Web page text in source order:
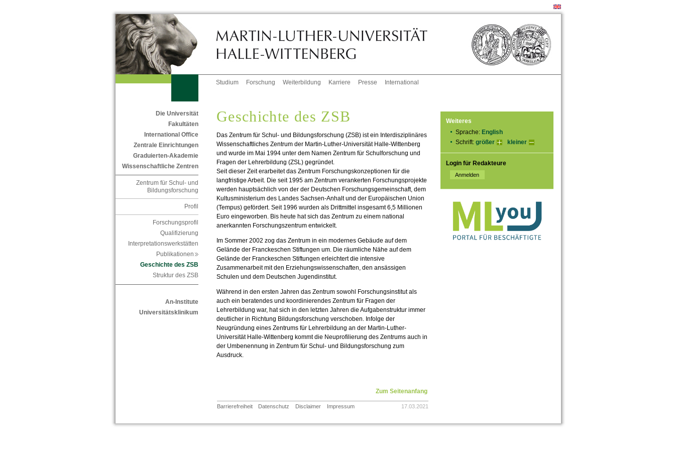
Studium Forschung Weiterbildung Karriere Presse International
Die Universität
Fakultäten
International Office
Zentrale Einrichtungen
Graduierten-Akademie
Wissenschaftliche Zentren
Zentrum für Schul- und
Bildungsforschung
Profil
Forschungsprofil
Qualifizierung
Interpretationswerkstätten
Publikationen
Geschichte des ZSB
Struktur des ZSB
An-Institute
Universitätsklinikum
Weiteres
Sprache: English
Schrift: größer kleiner
Login für Redakteure
Geschichte des ZSB
Das Zentrum für Schul- und Bildungsforschung (ZSB) ist ein Interdisziplinäres
Wissenschaftliches Zentrum der Martin-Luther-Universität Halle-Wittenberg
und wurde im Mai 1994 unter dem Namen Zentrum für Schulforschung und
Fragen der Lehrerbildung (ZSL) gegründet.
Seit dieser Zeit erarbeitet das Zentrum Forschungskonzeptionen für die
langfristige Arbeit. Die seit 1995 am Zentrum verankerten Forschungsprojekte
werden hauptsächlich von der der Deutschen Forschungsgemeinschaft, dem
Kultusministerium des Landes Sachsen-Anhalt und der Europäischen Union
(Tempus) gefördert. Seit 1996 wurden als Drittmittel insgesamt 6,5 Millionen
Euro eingeworben. Bis heute hat sich das Zentrum zu einem national
anerkannten Forschungszentrum entwickelt.
Im Sommer 2002 zog das Zentrum in ein modernes Gebäude auf dem
Gelände der Franckeschen Stiftungen um. Die räumliche Nähe auf dem
Gelände der Franckeschen Stiftungen erleichtert die intensive
Zusammenarbeit mit den Erziehungswissenschaften, den ansässigen
Schulen und dem Deutschen Jugendinstitut.
Während in den ersten Jahren das Zentrum sowohl Forschungsinstitut als
auch ein beratendes und koordinierendes Zentrum für Fragen der
Lehrerbildung war, hat sich in den letzten Jahren die Aufgabenstruktur immer
deutlicher in Richtung Bildungsforschung verschoben. Infolge der
Neugründung eines Zentrums für Lehrerbildung an der Martin-Luther-
Universität Halle-Wittenberg kommt die Neuprofilierung des Zentrums auch in
der Umbenennung in Zentrum für Schul- und Bildungsforschung zum
Ausdruck.
Zum Seitenanfang
Barrierefreiheit Datenschutz Disclaimer Impressum 17.03.2021